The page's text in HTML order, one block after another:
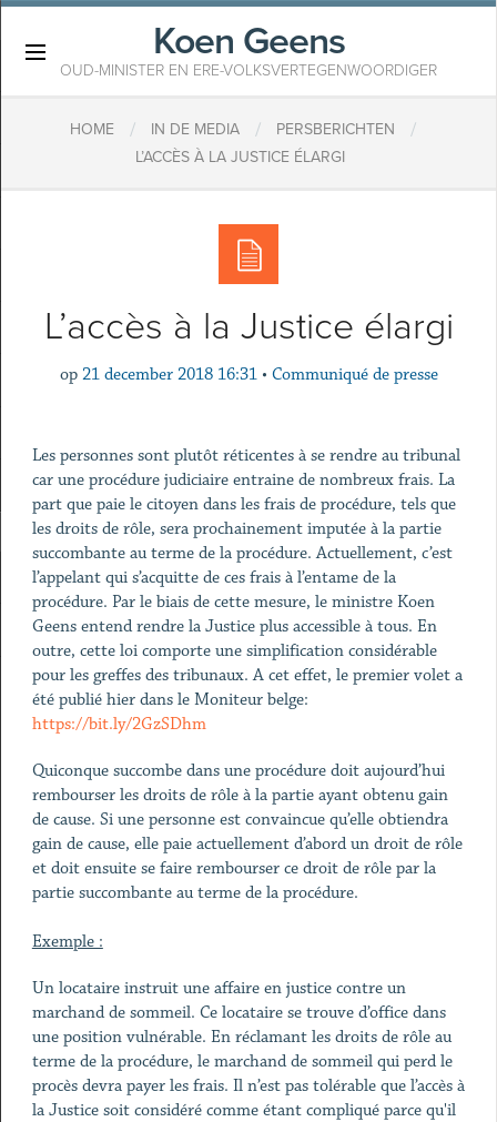
Koen Geens
OUD-MINISTER EN ERE-VOLKSVERTEGENWOORDIGER
HOME / IN DE MEDIA / PERSBERICHTEN /
L’ACCÈS À LA JUSTICE ÉLARGI
L’accès à la Justice élargi
op 21 december 2018 16:31 • Communiqué de presse
Les personnes sont plutôt réticentes à se rendre au tribunal
car une procédure judiciaire entraine de nombreux frais. La
part que paie le citoyen dans les frais de procédure, tels que
les droits de rôle, sera prochainement imputée à la partie
succombante au terme de la procédure. Actuellement, c’est
l’appelant qui s’acquitte de ces frais à l’entame de la
procédure. Par le biais de cette mesure, le ministre Koen
Geens entend rendre la Justice plus accessible à tous. En
outre, cette loi comporte une simplification considérable
pour les greffes des tribunaux. A cet effet, le premier volet a
été publié hier dans le Moniteur belge:
https://bit.ly/2GzSDhm
Quiconque succombe dans une procédure doit aujourd’hui
rembourser les droits de rôle à la partie ayant obtenu gain
de cause. Si une personne est convaincue qu’elle obtiendra
gain de cause, elle paie actuellement d’abord un droit de rôle
et doit ensuite se faire rembourser ce droit de rôle par la
partie succombante au terme de la procédure.
Exemple :
Un locataire instruit une affaire en justice contre un
marchand de sommeil. Ce locataire se trouve d’office dans
une position vulnérable. En réclamant les droits de rôle au
terme de la procédure, le marchand de sommeil qui perd le
procès devra payer les frais. Il n’est pas tolérable que l’accès à
la Justice soit considéré comme étant compliqué parce qu'il